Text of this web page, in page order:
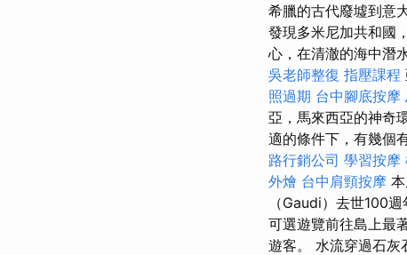
希臘的古代廢墟到意
發現多米尼加共和國
心，在清澈的海中潛
吳老師整復 指壓課程
照過期 台中腳底按摩
亞，馬來西亞的神奇
適的條件下，有幾個
路行銷公司 學習按摩
外燴 台中肩頸按摩
（Gaudi）去世100
可選遊覽前往島上最
遊客。 水流穿過石灰